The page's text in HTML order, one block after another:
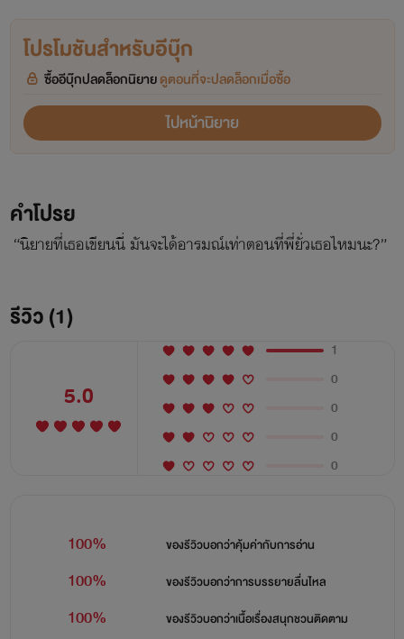
มาวินปันปัน
เมียเด็ก
นิยายชายหญิง
นิยาย18+
โปรโมชันสำหรับอีบุ๊ก
ซื้ออีบุ๊กปลดล็อกนิยายดูตอนที่จะปลดล็อกเมื่อซื้อ
ไปหน้านิยาย
คำโปรย
“นิยายที่เธอเขียนนี่ มันจะได้อารมณ์เท่าตอนที่พี่ยั่วเธอไหมนะ?”
รีวิว (1)
5.0
1
0
0
0
0
100% ของรีวิวบอกว่าคุ้มค่ากับการอ่าน
100% ของรีวิวบอกว่าการบรรยายลื่นไหล
100% ของรีวิวบอกว่าเนื้อเรื่องสนุกชวนติดตาม